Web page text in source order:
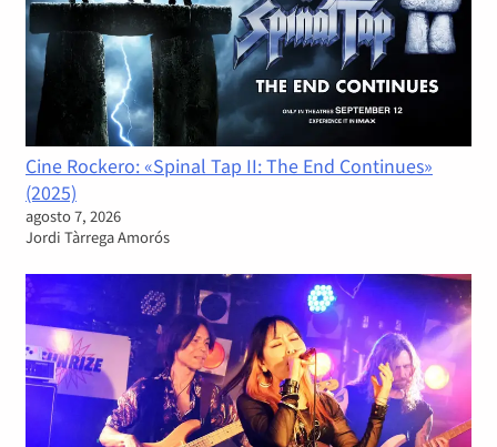
Cine Rockero: «Spinal Tap II: The End Continues»
(2025)
agosto 7, 2026
Jordi Tàrrega Amorós